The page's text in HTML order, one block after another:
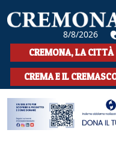
8/8/2026
HOME
CRONACA
SPORT
LA MUSICA
CREMONA, LA CITTÀ
CREMA E IL